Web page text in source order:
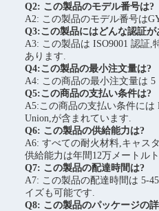
Q2: この製品のモデル番号は?
A2: この製品のモデル番号は
Q3:この製品にはどんな認証が
A3: この製品は ISO9001 認証,
あります.
Q4:この製品の最小注文量は?
A4: この商品の最小注文量は
Q5:この商品の支払い条件は?
A5:この商品の支払い条件には
Union,が含まれています.
Q6: この製品の供給能力は?
A6: すべての耐火材料,キャス
供給能力は年間12万メートル
Q7: この製品の配達時間は?
A7: この製品の配達時間は 5-
イズも可能です.
Q8: この製品のパッケージの